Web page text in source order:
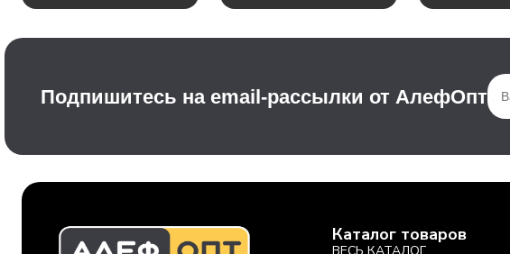
Подпишитесь на email-рассылки от АлефОпт
Каталог товаров